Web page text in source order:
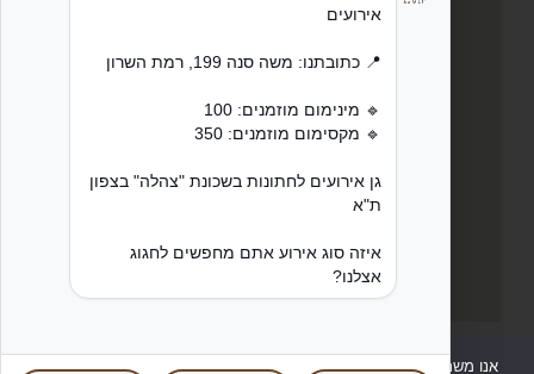
אנו משתמשים בעוגיות כדי לשפר את חוויית הגלישה שלכם ולנתח שימוש